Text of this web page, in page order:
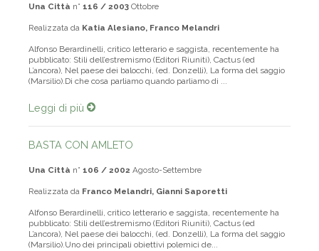
Una Città n° 116 / 2003 Ottobre
Realizzata da Katia Alesiano, Franco Melandri
Alfonso Berardinelli, critico letterario e saggista, recentemente ha
pubblicato: Stili dell’estremismo (Editori Riuniti), Cactus (ed
L’ancora), Nel paese dei balocchi, (ed. Donzelli), La forma del saggio
(Marsilio).Di che cosa parliamo quando parliamo di ...
Leggi di più
BASTA CON AMLETO
Una Città n° 106 / 2002 Agosto-Settembre
Realizzata da Franco Melandri, Gianni Saporetti
Alfonso Berardinelli, critico letterario e saggista, recentemente ha
pubblicato: Stili dell’estremismo (Editori Riuniti), Cactus (ed
L’ancora), Nel paese dei balocchi, (ed. Donzelli), La forma del saggio
(Marsilio).Uno dei principali obiettivi polemici de...